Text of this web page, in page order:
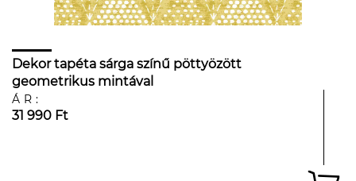
Dekor tapéta sárga színű pöttyözött
geometrikus mintával
ÁR:
31 990 Ft